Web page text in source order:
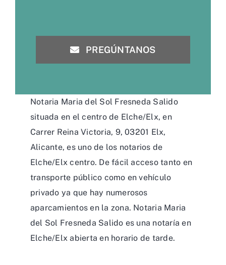
PREGÚNTANOS
Notaria Maria del Sol Fresneda Salido
situada en el centro de Elche/Elx, en
Carrer Reina Victoria, 9, 03201 Elx,
Alicante, es uno de los notarios de
Elche/Elx centro. De fácil acceso tanto en
transporte público como en vehículo
privado ya que hay numerosos
aparcamientos en la zona. Notaria Maria
del Sol Fresneda Salido es una notaría en
Elche/Elx abierta en horario de tarde.